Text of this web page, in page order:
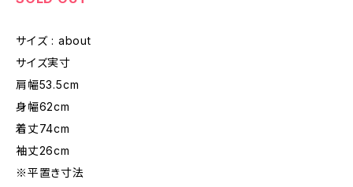
サイズ : about
サイズ実寸
肩幅53.5cm
身幅62cm
着丈74cm
袖丈26cm
※平置き寸法